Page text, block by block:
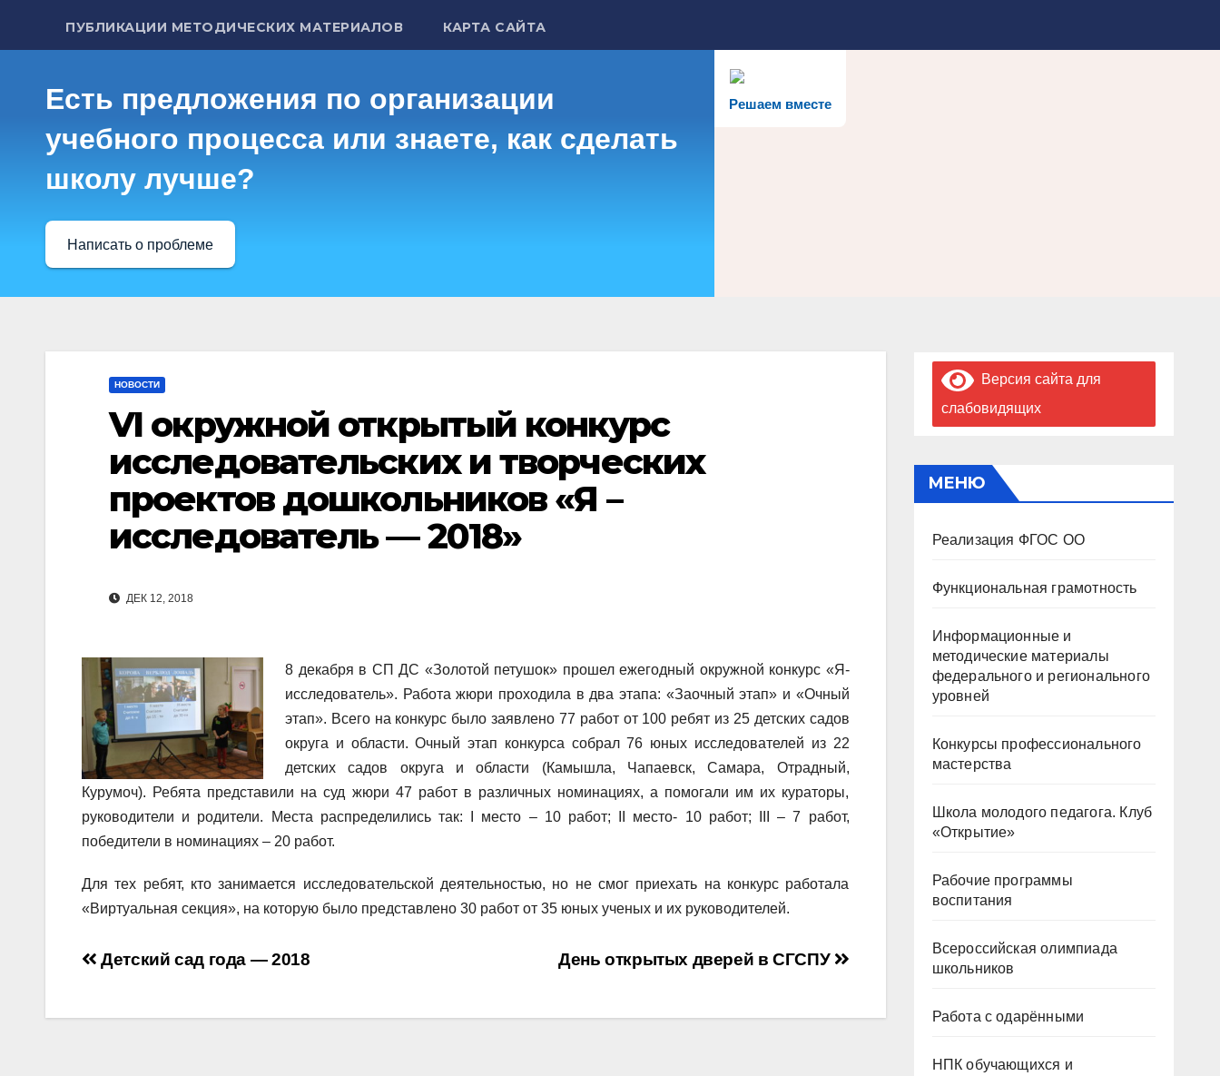
ПУБЛИКАЦИИ МЕТОДИЧЕСКИХ МАТЕРИАЛОВ КАРТА САЙТА
Решаем вместе
Есть предложения по организации
учебного процесса или знаете, как сделать
школу лучше?
Написать о проблеме
НОВОСТИ
VI окружной открытый конкурс
исследовательских и творческих
проектов дошкольников «Я –
исследователь — 2018»
ДЕК 12, 2018
8 декабря в СП ДС «Золотой петушок» прошел ежегодный окружной конкурс «Я-
исследователь». Работа жюри проходила в два этапа: «Заочный этап» и «Очный
этап». Всего на конкурс было заявлено 77 работ от 100 ребят из 25 детских садов
округа и области. Очный этап конкурса собрал 76 юных исследователей из 22
детских садов округа и области (Камышла, Чапаевск, Самара, Отрадный,
Курумоч). Ребята представили на суд жюри 47 работ в различных номинациях, а помогали им их кураторы,
руководители и родители. Места распределились так: I место – 10 работ; II место- 10 работ; III – 7 работ,
победители в номинациях – 20 работ.
Для тех ребят, кто занимается исследовательской деятельностью, но не смог приехать на конкурс работала
«Виртуальная секция», на которую было представлено 30 работ от 35 юных ученых и их руководителей.
Навигация
День открытых дверей в СГСПУ
Детский сад года — 2018
Версия сайта для
слабовидящих
МЕНЮ
Реализация ФГОС ОО
Функциональная грамотность
Информационные и
методические материалы
федерального и регионального
уровней
Конкурсы профессионального
мастерства
Школа молодого педагога. Клуб
«Открытие»
Рабочие программы
воспитания
Всероссийская олимпиада
школьников
Работа с одарёнными
НПК обучающихся и